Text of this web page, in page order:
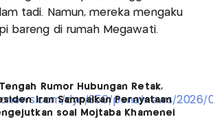
tadi. Namun, mereka mengaku
bareng di rumah Megawati.
Tengah Rumor Hubungan Retak,
Iran Sampaikan Pernyataan
soal Mojtaba Khamenei